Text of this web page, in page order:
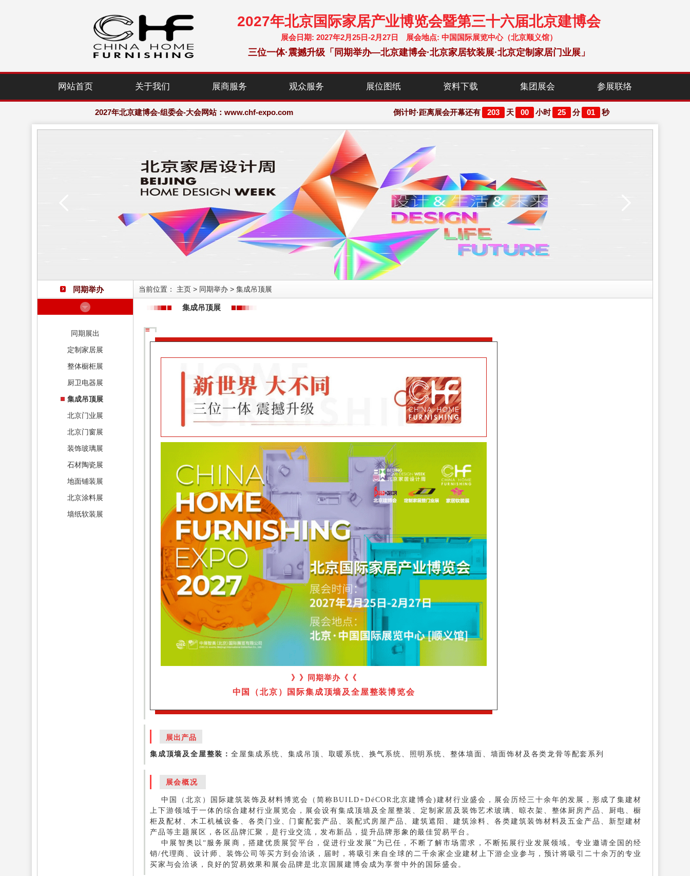
2027年北京国际家居产业博览会暨第三十六届北京建博会
展会日期: 2027年2月25日-2月27日 展会地点: 中国国际展览中心（北京顺义馆）
三位一体·震撼升级「同期举办—北京建博会·北京家居软装展·北京定制家居门业展」
网站首页 关于我们 展商服务 观众服务 展位图纸 资料下载 集团展会 参展联络
2027年北京建博会-组委会-大会网站：www.chf-expo.com
2027年北京建博会-组委会-大会网站：www.chf-expo.com
欢迎访问·2027年北京国际家居产业博览会·大会网站
倒计时·距离展会开幕还有 203 天 00 小时 25 分 00 秒
同期举办
同期展出
定制家居展
整体橱柜展
厨卫电器展
集成吊顶展
北京门业展
北京门窗展
装饰玻璃展
石材陶瓷展
地面铺装展
北京涂料展
墙纸软装展
当前位置： 主页 > 同期举办 > 集成吊顶展
集成吊顶展
》》同期举办《《
中国（北京）国际集成顶墙及全屋整装博览会
展出产品
集成顶墙及全屋整装： 全屋集成系统、集成吊顶、取暖系统、换气系统、照明系统、整体墙面、墙面饰材及各类龙骨等配套系列
展会概况
中国（北京）国际建筑装饰及材料博览会（简称BUILD+DéCOR北京建博会)建材行业盛会，展会历经三十余年的发展，形成了集建材
上下游领域于一体的综合建材行业展览会，展会设有集成顶墙及全屋整装、定制家居及装饰艺术玻璃、晾衣架、整体厨房产品、厨电、橱
柜及配材、木工机械设备、各类门业、门窗配套产品、装配式房屋产品、建筑遮阳、建筑涂料、各类建筑装饰材料及五金产品、新型建材
产品等主题展区，各区品牌汇聚，是行业交流，发布新品，提升品牌形象的最佳贸易平台。
中展智奥以“服务展商，搭建优质展贸平台，促进行业发展”为已任，不断了解市场需求，不断拓展行业发展领域。专业邀请全国的经
销/代理商、设计师、装饰公司等买方到会洽谈，届时，将吸引来自全球的二千余家企业建材上下游企业参与，预计将吸引二十余万的专业
买家与会洽谈，良好的贸易效果和展会品牌是北京国展建博会成为享誉中外的国际盛会。